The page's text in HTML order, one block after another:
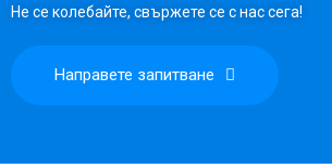
Не се колебайте, свържете се с нас сега!
Направете запитване